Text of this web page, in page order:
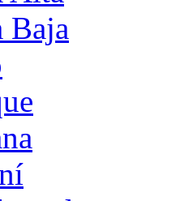
Baja